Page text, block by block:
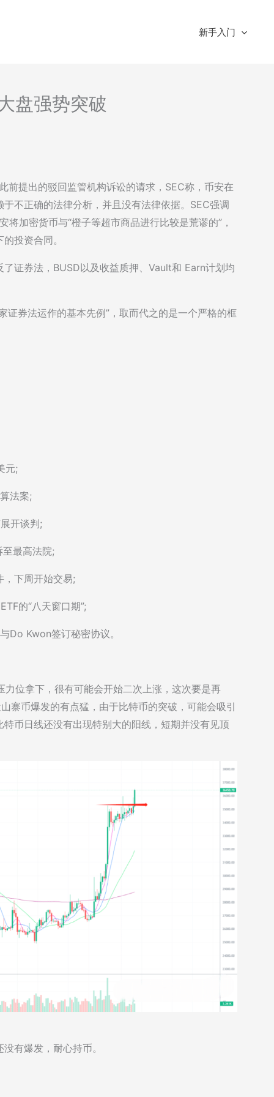
新手入门
盘强势突破
前提出的驳回监管机构诉讼的请求，SEC称，币安在
不正确的法律分析，并且没有法律依据。SEC强调
将加密货币与“橙子等超市商品进行比较是荒谬的”，
投资合同。
证券法，BUSD以及收益质押、Vault和 Earn计划均
证券法运作的基本先例”，取而代之的是一个严格的框
元;
法案;
开谈判;
最高法院;
，下周开始交易;
的“八天窗口期”;
Do Kwon签订秘密协议。
位拿下，很有可能会开始二次上涨，这次要是再
币爆发的有点猛，由于比特币的突破，可能会吸引
币日线还没有出现特别大的阳线，短期并没有见顶
有爆发，耐心持币。